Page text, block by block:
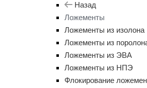
Назад
Ложементы
Ложементы из изолона
Ложементы из
Ложементы из ЭВА
Ложементы из НПЭ
Флокирование